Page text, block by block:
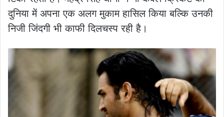
दुनिया में अपना एक अलग मुकाम हासिल किया बल्कि उनकी
निजी जिंदगी भी काफी दिलचस्प रही है।